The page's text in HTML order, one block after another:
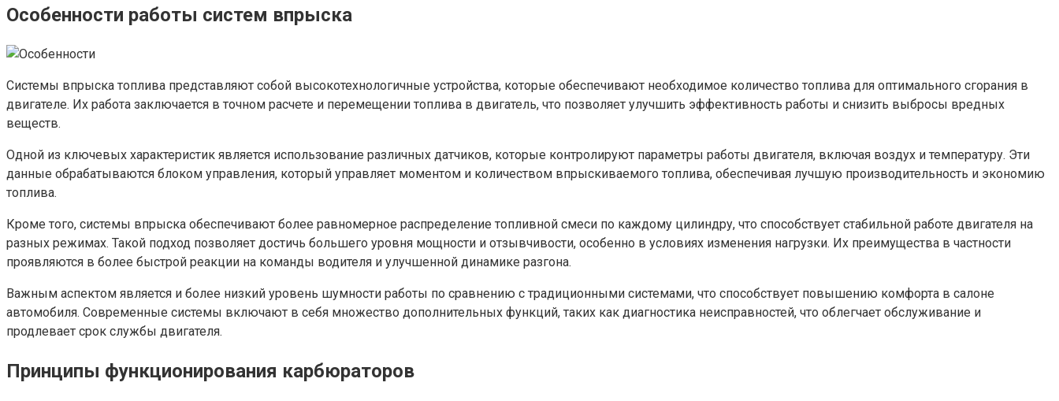
Особенности работы систем впрыска
Системы впрыска топлива представляют собой высокотехнологичные устройства, которые обеспечивают необходимое количество топлива для оптимального сгорания в
двигателе. Их работа заключается в точном расчете и перемещении топлива в двигатель, что позволяет улучшить эффективность работы и снизить выбросы вредных
веществ.
Одной из ключевых характеристик является использование различных датчиков, которые контролируют параметры работы двигателя, включая воздух и температуру. Эти
данные обрабатываются блоком управления, который управляет моментом и количеством впрыскиваемого топлива, обеспечивая лучшую производительность и экономию
топлива.
Кроме того, системы впрыска обеспечивают более равномерное распределение топливной смеси по каждому цилиндру, что способствует стабильной работе двигателя на
разных режимах. Такой подход позволяет достичь большего уровня мощности и отзывчивости, особенно в условиях изменения нагрузки. Их преимущества в частности
проявляются в более быстрой реакции на команды водителя и улучшенной динамике разгона.
Важным аспектом является и более низкий уровень шумности работы по сравнению с традиционными системами, что способствует повышению комфорта в салоне
автомобиля. Современные системы включают в себя множество дополнительных функций, таких как диагностика неисправностей, что облегчает обслуживание и
продлевает срок службы двигателя.
Принципы функционирования карбюраторов